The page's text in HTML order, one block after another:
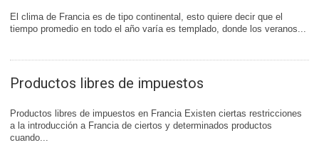
El clima de Francia es de tipo continental, esto quiere decir que el
tiempo promedio en todo el año varía es templado, donde los veranos...
Productos libres de impuestos
Productos libres de impuestos en Francia Existen ciertas restricciones
a la introducción a Francia de ciertos y determinados productos
cuando...